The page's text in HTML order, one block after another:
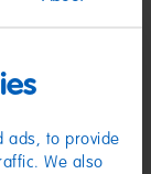
ads, to provide
We also
und
Karotte,
gelb. Kann Spuren